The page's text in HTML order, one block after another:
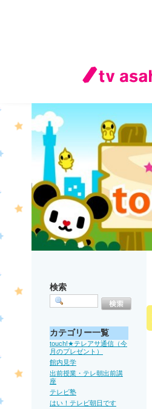
検索
カテゴリー一覧
touch!★テレアサ通信（今
月のプレゼント）
館内見学
出前授業・テレ朝出前講
座
テレビ塾
はい！テレビ朝日です